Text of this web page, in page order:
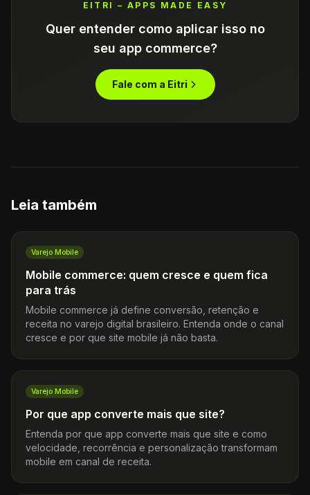
EITRI – APPS MADE EASY
Quer entender como aplicar isso no
seu app commerce?
Fale com a Eitri
Leia também
Varejo Mobile
Mobile commerce: quem cresce e quem fica
para trás
Mobile commerce já define conversão, retenção e
receita no varejo digital brasileiro. Entenda onde o canal
cresce e por que site mobile já não basta.
Varejo Mobile
Por que app converte mais que site?
Entenda por que app converte mais que site e como
velocidade, recorrência e personalização transformam
mobile em canal de receita.